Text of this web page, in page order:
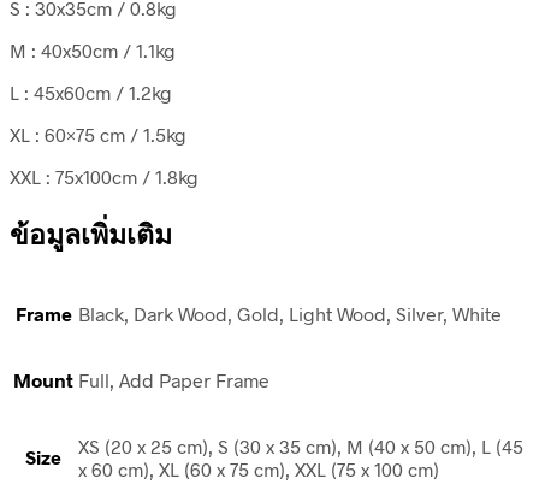
S : 30x35cm / 0.8kg
M : 40x50cm / 1.1kg
L : 45x60cm / 1.2kg
XL : 60×75 cm / 1.5kg
XXL : 75x100cm / 1.8kg
ข้อมูลเพิ่มเติม
Frame Black, Dark Wood, Gold, Light Wood, Silver, White
Mount Full, Add Paper Frame
Size
XS (20 x 25 cm), S (30 x 35 cm), M (40 x 50 cm), L (45
x 60 cm), XL (60 x 75 cm), XXL (75 x 100 cm)